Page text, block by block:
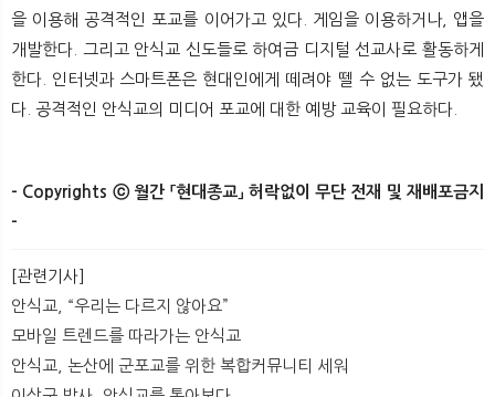
을 이용해 공격적인 포교를 이어가고 있다. 게임을 이용하거나, 앱을
개발한다. 그리고 안식교 신도들로 하여금 디지털 선교사로 활동하게
한다. 인터넷과 스마트폰은 현대인에게 떼려야 뗄 수 없는 도구가 됐
다. 공격적인 안식교의 미디어 포교에 대한 예방 교육이 필요하다.
- Copyrights ⓒ 월간 「현대종교」 허락없이 무단 전재 및 재배포금지
-
[관련기사]
안식교, “우리는 다르지 않아요”
모바일 트렌드를 따라가는 안식교
안식교, 논산에 군포교를 위한 복합커뮤니티 세워